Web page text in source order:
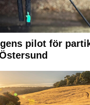
pilot för